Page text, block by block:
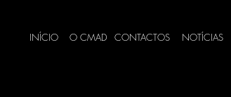
INÍCIO O CMAD CONTACTOS NOTÍCIAS